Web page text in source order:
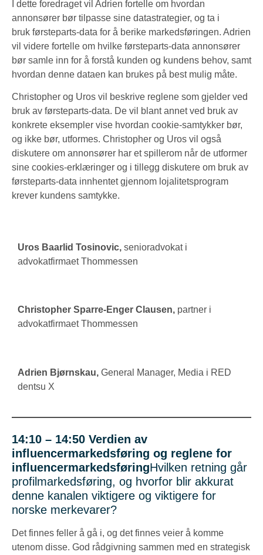
I dette foredraget vil Adrien fortelle om hvordan
annonsører bør tilpasse sine datastrategier, og ta i
bruk førsteparts-data for å berike markedsføringen. Adrien
vil videre fortelle om hvilke førsteparts-data annonsører
bør samle inn for å forstå kunden og kundens behov, samt
hvordan denne dataen kan brukes på best mulig måte.
Christopher og Uros vil beskrive reglene som gjelder ved
bruk av førsteparts-data. De vil blant annet ved bruk av
konkrete eksempler vise hvordan cookie-samtykker bør,
og ikke bør, utformes. Christopher og Uros vil også
diskutere om annonsører har et spillerom når de utformer
sine cookies-erklæringer og i tillegg diskutere om bruk av
førsteparts-data innhentet gjennom lojalitetsprogram
krever kundens samtykke.
Uros Baarlid Tosinovic, senioradvokat i
advokatfirmaet Thommessen
Christopher Sparre-Enger Clausen, partner i
advokatfirmaet Thommessen
Adrien Bjørnskau, General Manager, Media i RED
dentsu X
14:10 – 14:50 Verdien av
influencermarkedsføring og reglene for
influencermarkedsføringHvilken retning går
profilmarkedsføring, og hvorfor blir akkurat
denne kanalen viktigere og viktigere for
norske merkevarer?
Det finnes feller å gå i, og det finnes veier å komme
utenom disse. God rådgivning sammen med en strategisk